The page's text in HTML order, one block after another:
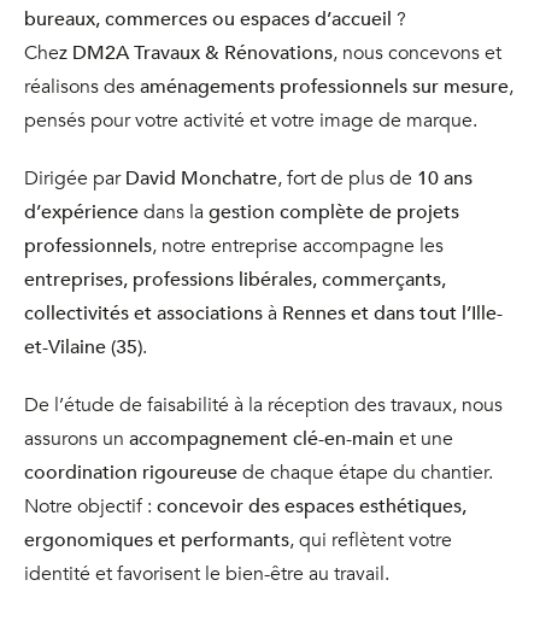
bureaux, commerces ou espaces d’accueil ?
Chez DM2A Travaux & Rénovations, nous concevons et
réalisons desaménagements professionnels sur mesure,
pensés pour votre activité et votre image de marque.
Dirigée parDavid Monchatre, fort de plus de 10 ans
d’expériencedans la gestion complète de projets
professionnels, notre entreprise accompagne les
entreprises, professions libérales, commerçants,
collectivités et associationsà Rennes et dans tout l’Ille-
et-Vilaine (35).
De l’étude de faisabilité à la réception des travaux, nous
assurons un accompagnement clé-en-main et une
coordination rigoureusede chaque étape du chantier.
Notre objectif : concevoir des espaces esthétiques,
ergonomiques et performants, qui reflètent votre
identité et favorisent le bien-être au travail.